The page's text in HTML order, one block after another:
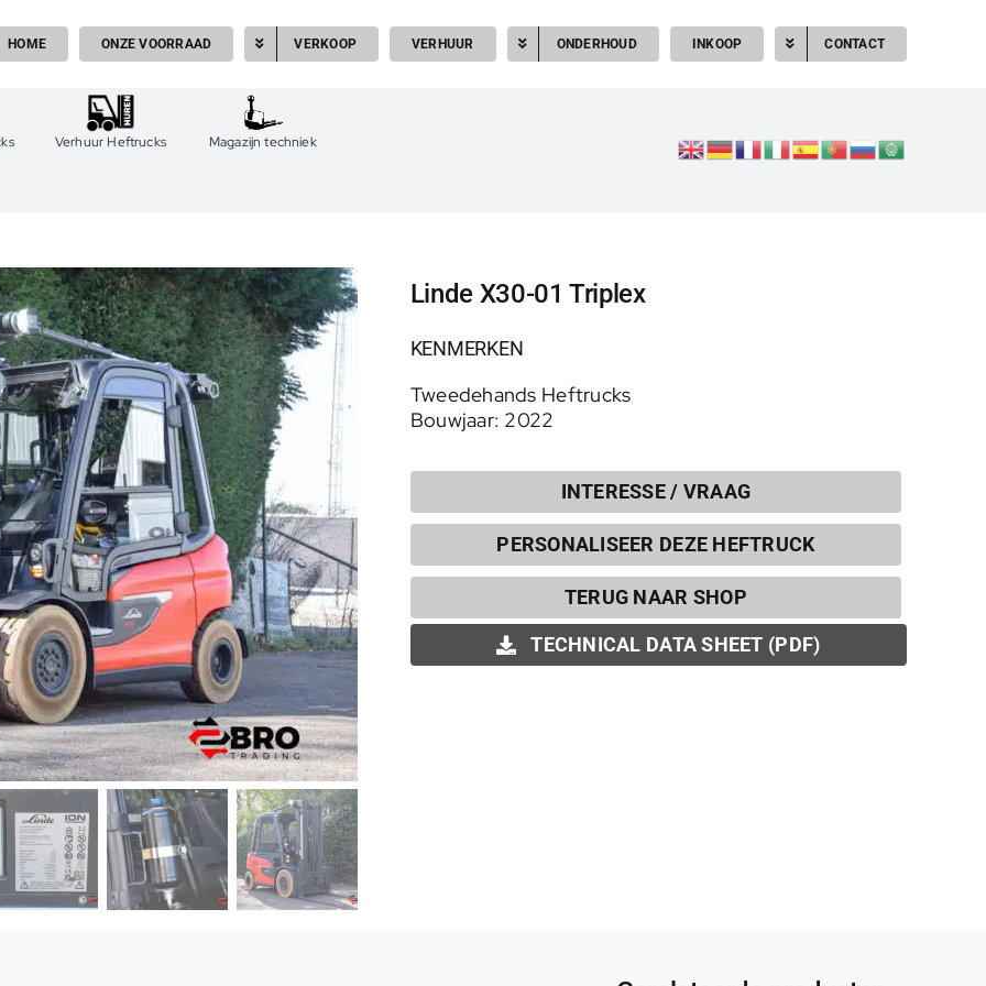
HOME ONZE VOORRAAD VERKOOP VERHUUR ONDERHOUD INKOOP CONTACT
Verhuur Heftrucks Magazijn techniek
Linde X30-01 Triplex
KENMERKEN
Tweedehands Heftrucks
Bouwjaar: 2022
INTERESSE / VRAAG
PERSONALISEER DEZE HEFTRUCK
TERUG NAAR SHOP
TECHNICAL DATA SHEET (PDF)